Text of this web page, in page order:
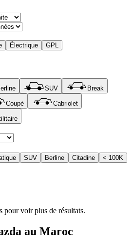
Électrique GPL
SUV Break
Coupé Cabriolet
SUV Berline Citadine
< 100K
pour voir plus de résultats.
au Maroc